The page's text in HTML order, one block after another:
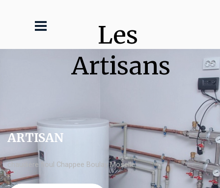
Les
Artisans
ARTISAN
chaudière fioul Chappee Boulay Moselle